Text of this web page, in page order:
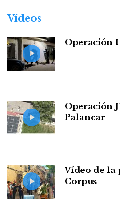
Vídeos
Operación
Operación
Palancar
Vídeo de la
Corpus